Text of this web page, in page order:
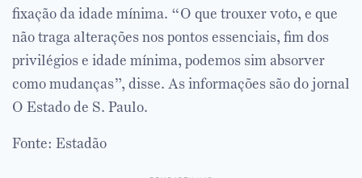
fixação da idade mínima. “O que trouxer voto, e que
não traga alterações nos pontos essenciais, fim dos
privilégios e idade mínima, podemos sim absorver
como mudanças”, disse. As informações são do jornal
O Estado de S. Paulo.
Fonte: Estadão